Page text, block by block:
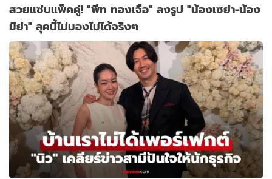
สวยแซ่บแพ็คคู่! "พีท ทองเจือ" ลงรูป "น้องเซย่า-น้อง
มิย่า" ลุคนี้ไม่มองไม่ได้จริงๆ